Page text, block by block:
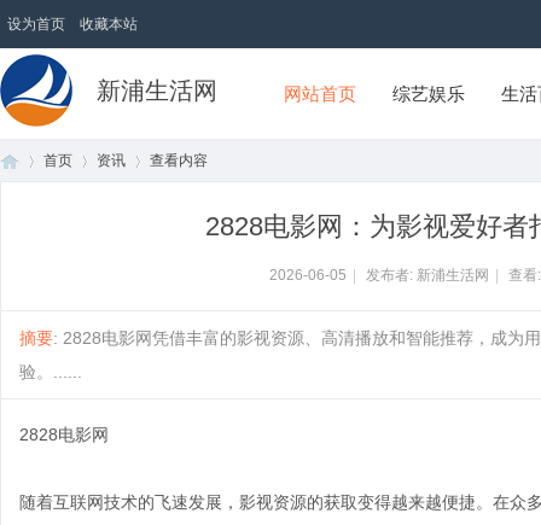
设为首页 收藏本站
新浦生活网 网站首页 综艺娱乐 生
首页 资讯 查看内容
2828电影网：为影视爱好
2026-06-05 发布者: 新浦生活网 查
摘要: 2828电影网凭借丰富的影视资源、高清播放和智能推荐，成为
验。......
2828电影网
随着互联网技术的飞速发展，影视资源的获取变得越来越便捷。在众